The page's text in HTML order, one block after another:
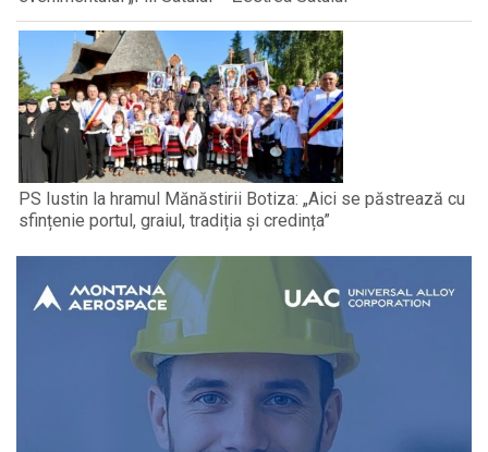
PS Iustin la hramul Mănăstirii Botiza: „Aici se păstrează cu
sfințenie portul, graiul, tradiția și credința”